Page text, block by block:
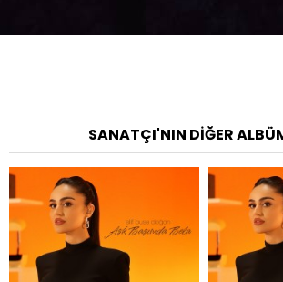
SANATÇI'NIN DIĞER